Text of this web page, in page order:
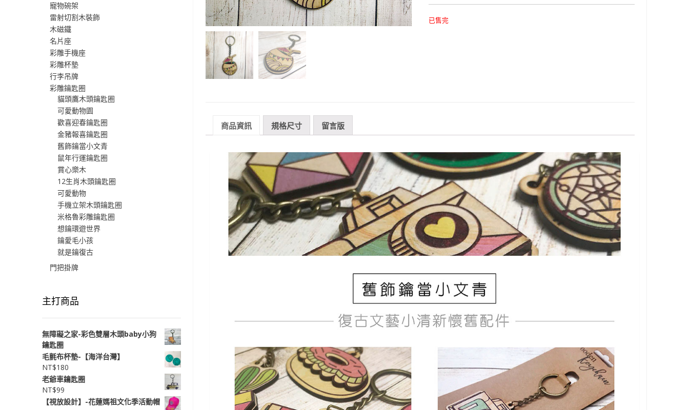
已售完
商品資訊 規格尺寸 留言版
寵物碗架
雷射切割木裝飾
木磁鐵
名片座
彩雕手機座
彩雕杯墊
行李吊牌
彩雕鑰匙圈
貓頭鷹木頭鑰匙圈
可愛動物園
歡喜迎春鑰匙圈
金豬報喜鑰匙圈
舊飾鑰當小文青
鼠年行運鑰匙圈
賞心樂木
12生肖木頭鑰匙圈
可愛動物
手機立架木頭鑰匙圈
米格魯彩雕鑰匙圈
想鑰環遊世界
鑰愛毛小孩
就是鑰復古
門把掛牌
主打商品
無障礙之家-彩色雙層木頭baby小狗
鑰匙圈
毛氈布杯墊-【海洋台灣】
NT$180
老爺車鑰匙圈
NT$99
【視放設計】-花蓮媽祖文化季活動帽